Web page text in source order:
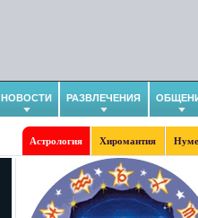
НОВОСТИ РАЗВЛЕЧЕНИЯ
Астрология Хиромантия